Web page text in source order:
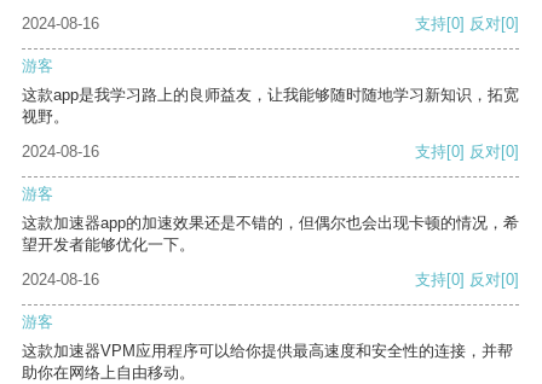
2024-08-16
支持[0] 反对[0]
游客
这款app是我学习路上的良师益友，让我能够随时随地学习新知识，拓宽
视野。
2024-08-16
支持[0] 反对[0]
游客
这款加速器app的加速效果还是不错的，但偶尔也会出现卡顿的情况，希
望开发者能够优化一下。
2024-08-16
支持[0] 反对[0]
游客
这款加速器VPM应用程序可以给你提供最高速度和安全性的连接，并帮
助你在网络上自由移动。